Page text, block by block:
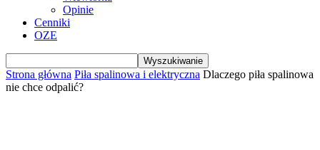
Opinie
Cenniki
OZE
Strona główna Piła spalinowa i elektryczna Dlaczego piła spalinowa
nie chce odpalić?